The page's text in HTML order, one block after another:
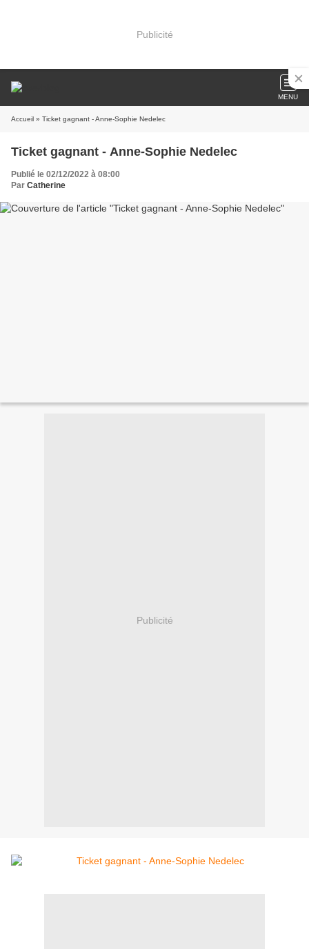
Publicité
MENU
Accueil » Ticket gagnant - Anne-Sophie Nedelec
Ticket gagnant - Anne-Sophie Nedelec
Publié le 02/12/2022 à 08:00
Par Catherine
Publicité